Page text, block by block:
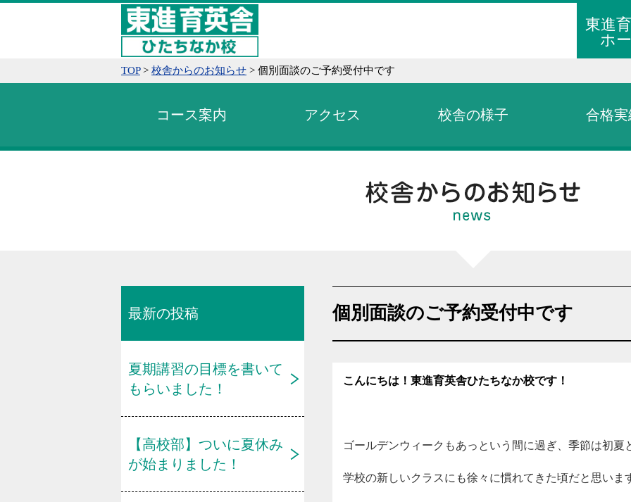
東進
ホ
TOP> 校舎からのお知らせ > 個別面談のご予約受付中です
コース案内 アクセス 校舎の様子 合格実
個別面談のご予約受付中です
こんにちは！東進育英舎ひたちなか校です！
ゴールデンウィークもあっという間に過ぎ、季節は初夏
学校の新しいクラスにも徐々に慣れてきた頃だと思いま
最新の投稿
夏期講習の目標を書いて
もらいました！
【高校部】ついに夏休み
が始まりました！